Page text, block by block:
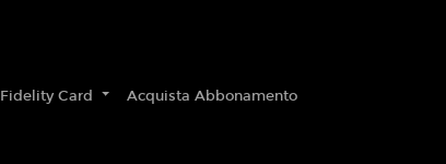
Fidelity Card Acquista Abbonamento